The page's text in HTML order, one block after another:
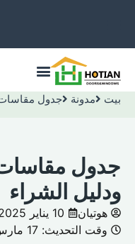
بيت مدونة جدول مقاسات
جدول مقاسات
ودليل الشراء
هوتيان 10 يناير 2025
وقت التحديث: 17 مارس 2026